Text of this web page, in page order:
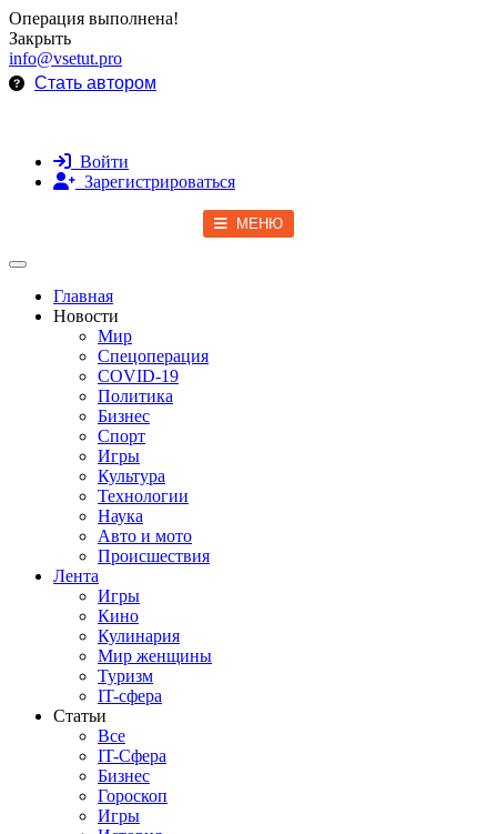
Операция выполнена!
Закрыть
info@vsetut.pro
Стать автором
Войти
Зарегистрироваться
МЕНЮ
Toggle navigation
Главная
Новости
Мир
Спецоперация
COVID-19
Политика
Бизнес
Спорт
Игры
Культура
Технологии
Наука
Авто и мото
Происшествия
Лента
Игры
Кино
Кулинария
Мир женщины
Туризм
IT-сфера
Статьи
Все
IT-Сфера
Бизнес
Гороскоп
Игры